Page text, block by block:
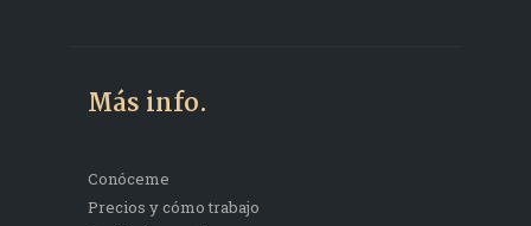
Más info.
Conóceme
Precios y cómo trabajo